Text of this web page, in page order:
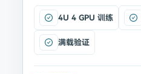
4U 4 GPU 训练
满载验证